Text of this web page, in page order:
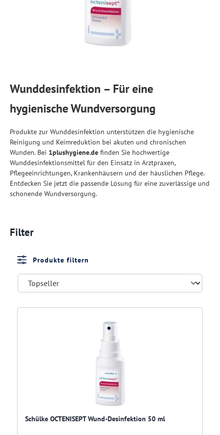
Wunddesinfektion – Für eine
hygienische Wundversorgung
Produkte zur Wunddesinfektion unterstützen die hygienische
Reinigung und Keimreduktion bei akuten und chronischen
Wunden. Bei 1plushygiene.de finden Sie hochwertige
Wunddesinfektionsmittel für den Einsatz in Arztpraxen,
Pflegeeinrichtungen, Krankenhäusern und der häuslichen Pflege.
Entdecken Sie jetzt die passende Lösung für eine zuverlässige und
schonende Wundversorgung.
Filter
Produkte filtern
Schülke OCTENISEPT Wund-Desinfektion 50 ml